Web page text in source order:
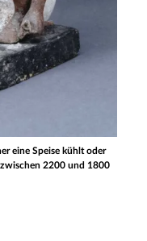
eine Speise kühlt oder
2200 und 1800